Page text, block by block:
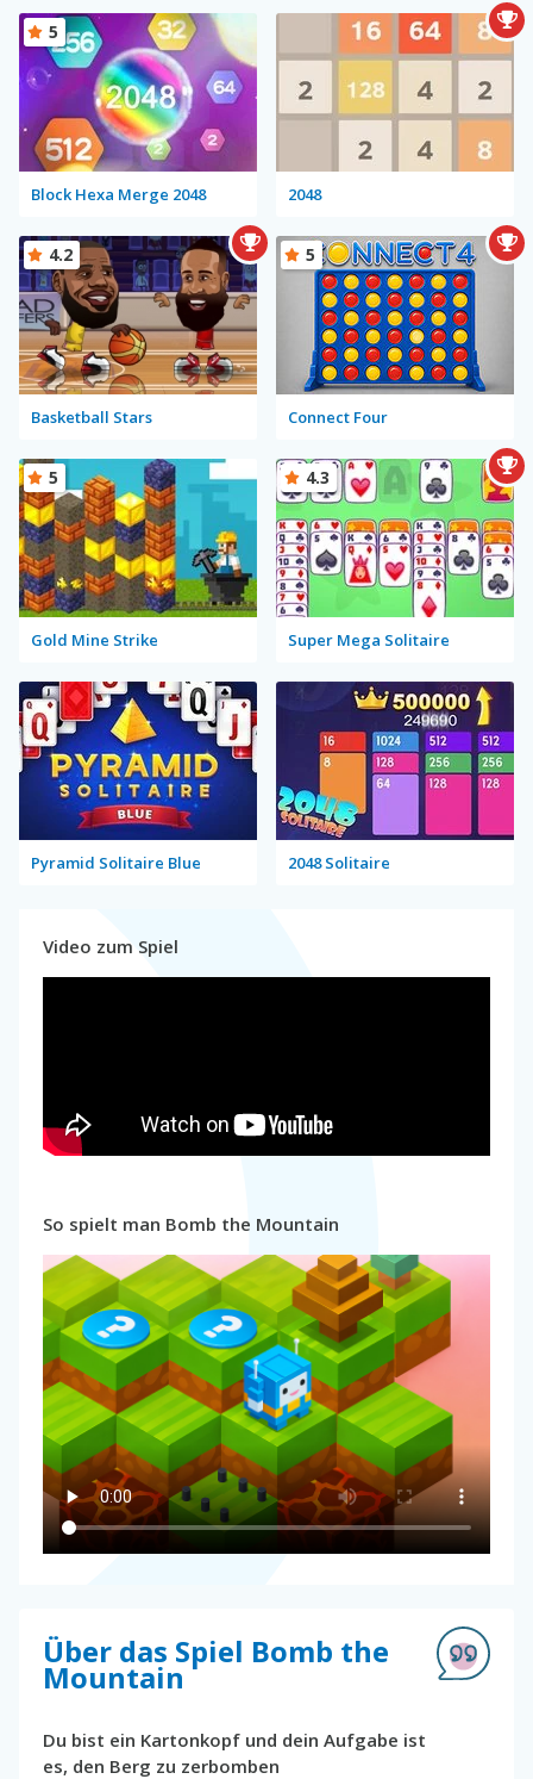
Block Hexa Merge 2048
5
2048
Basketball Stars
4.2
Connect Four
5
Gold Mine Strike
5
Super Mega Solitaire
4.3
Pyramid Solitaire Blue 2048 Solitaire
Video zum Spiel
So spielt man Bomb the Mountain
Über das Spiel Bomb the
Mountain
Du bist ein Kartonkopf und dein Aufgabe ist
es, den Berg zu zerbomben